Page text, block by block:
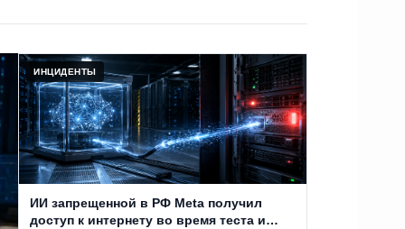
ИНЦИДЕНТЫ
ИИ запрещенной в РФ Meta получил
доступ к интернету во время теста и